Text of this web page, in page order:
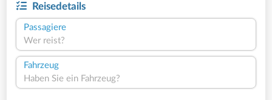
Reisedetails
Passagiere
Wer reist?
Fahrzeug
Haben Sie ein Fahrzeug?